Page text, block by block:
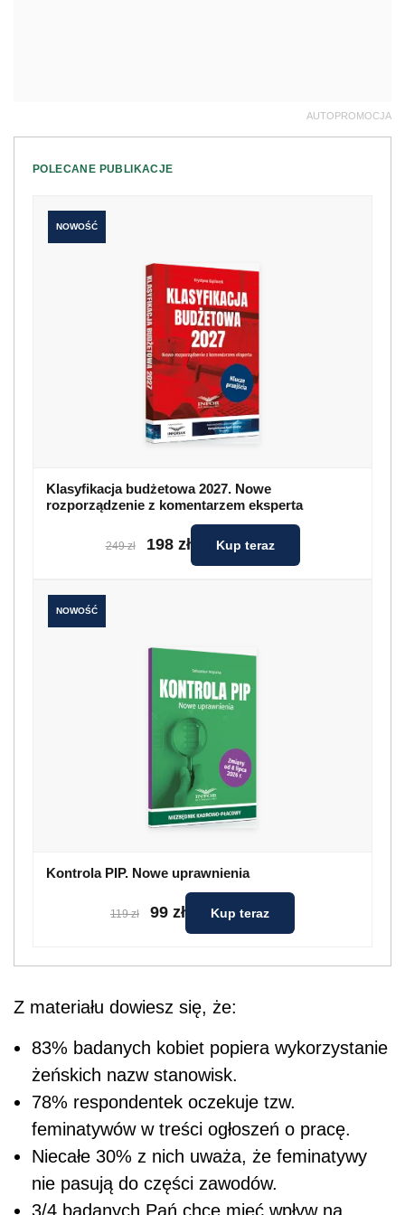
AUTOPROMOCJA
POLECANE PUBLIKACJE
NOWOŚĆ
Klasyfikacja budżetowa 2027. Nowe
rozporządzenie z komentarzem eksperta
249 zł 198 zł Kup teraz
NOWOŚĆ
Kontrola PIP. Nowe uprawnienia
119 zł 99 zł Kup teraz
Z materiału dowiesz się, że:
83% badanych kobiet popiera wykorzystanie
żeńskich nazw stanowisk.
78% respondentek oczekuje tzw.
feminatywów w treści ogłoszeń o pracę.
Niecałe 30% z nich uważa, że feminatywy
nie pasują do części zawodów.
3/4 badanych Pań chce mieć wpływ na